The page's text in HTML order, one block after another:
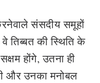
संसदीय समूहों
तिब्बत की स्थिति के
होंगे, उतना ही
और उनका मनोबल